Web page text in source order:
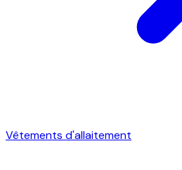
Vêtements d'allaitement